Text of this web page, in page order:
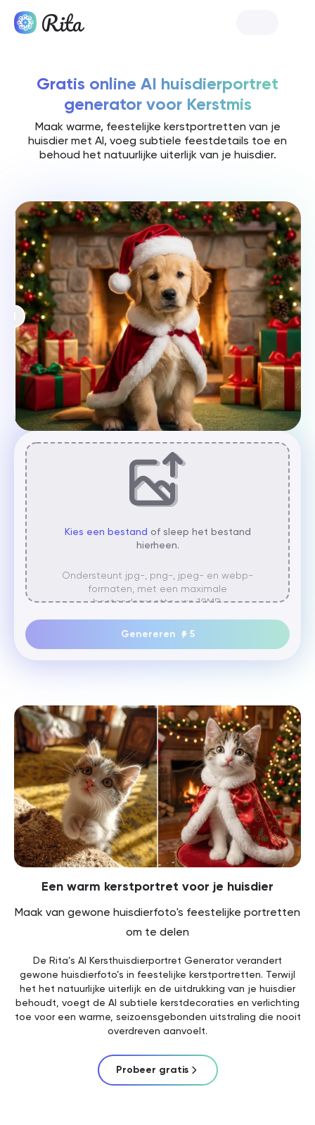
Gratis online AI huisdierportret
generator voor Kerstmis
Maak warme, feestelijke kerstportretten van je
huisdier met AI, voeg subtiele feestdetails toe en
behoud het natuurlijke uiterlijk van je huisdier.
Kies een bestand of sleep het bestand
hierheen.
Ondersteunt jpg-, png-, jpeg- en webp-
formaten, met een maximale
bestandsgrootte van 10MB.
Genereren 5
Een warm kerstportret voor je huisdier
Maak van gewone huisdierfoto's feestelijke portretten
om te delen
De Rita’s AI Kersthuisdierportret Generator verandert
gewone huisdierfoto’s in feestelijke kerstportretten. Terwijl
het het natuurlijke uiterlijk en de uitdrukking van je huisdier
behoudt, voegt de AI subtiele kerstdecoraties en verlichting
toe voor een warme, seizoensgebonden uitstraling die nooit
overdreven aanvoelt.
Probeer gratis